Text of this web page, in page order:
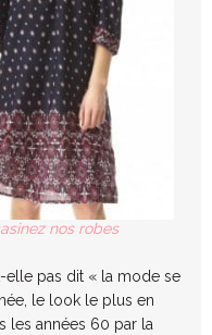
nos robes
elle pas dit « la mode se
le look le plus en
les années 60 par la